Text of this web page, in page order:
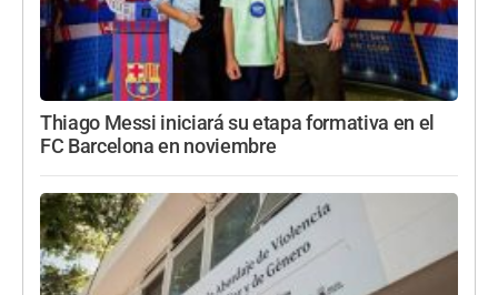
Thiago Messi iniciará su etapa formativa en el
FC Barcelona en noviembre